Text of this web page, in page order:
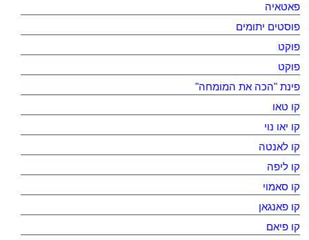
פאטאיה
פוסטים יתומים
פוקט
פוקט
פינת "הכה את המומחה"
קו טאו
קו יאו נוי
קו לאנטה
קו ליפה
קו סאמוי
קו פאנגאן
קו פיאם